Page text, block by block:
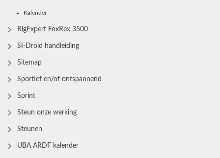
Kalender
RigExpert FoxRex 3500
SI-Droid handleiding
Sitemap
Sportief en/of ontspannend
Sprint
Steun onze werking
Steunen
UBA ARDF kalender